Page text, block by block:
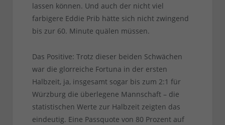
lassen können. Und auch der nicht viel
farbigere Eddie Prib hätte sich nicht zwingend
bis zur 60. Minute quälen müssen.
Das Positive: Trotz dieser beiden Schwächen
war die glorreiche Fortuna in der ersten
Halbzeit, ja, insgesamt sogar bis zum 2:1 für
Würzburg die überlegene Mannschaft – die
statistischen Werte zur Halbzeit zeigten das
eindeutig. Eine Passquote von 80 Prozent auf